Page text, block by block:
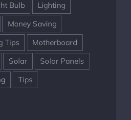
Bulb
Lighting
Money Saving
Tips
Motherboard
Solar
Solar Panels
Tips